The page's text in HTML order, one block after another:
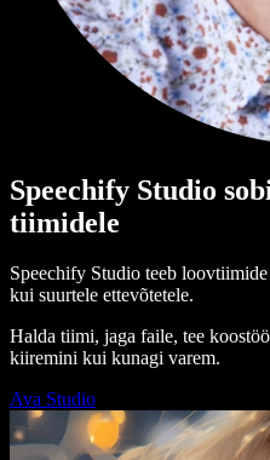
Speechify Studio
tiimidele
Speechify Studio teeb
kui suurtele ettevõtetele.
Halda tiimi, jaga faile, tee
kiiremini kui kunagi varem.
Ava Studio